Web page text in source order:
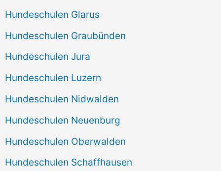
Hundeschulen Glarus
Hundeschulen Graubünden
Hundeschulen Jura
Hundeschulen Luzern
Hundeschulen Nidwalden
Hundeschulen Neuenburg
Hundeschulen Oberwalden
Hundeschulen Schaffhausen